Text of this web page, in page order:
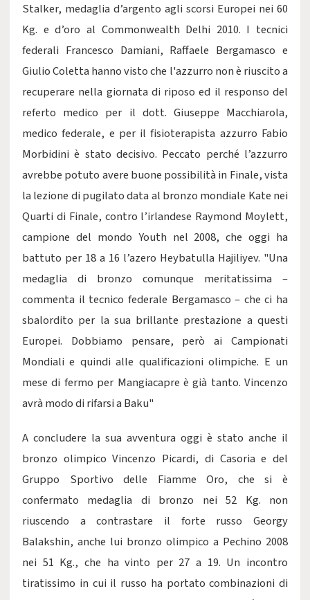
Stalker, medaglia d’argento agli scorsi Europei nei 60
Kg. e d’oro al Commonwealth Delhi 2010. I tecnici
federali Francesco Damiani, Raffaele Bergamasco e
Giulio Coletta hanno visto che l'azzurro non è riuscito a
recuperare nella giornata di riposo ed il responso del
referto medico per il dott. Giuseppe Macchiarola,
medico federale, e per il fisioterapista azzurro Fabio
Morbidini è stato decisivo. Peccato perché l’azzurro
avrebbe potuto avere buone possibilità in Finale, vista
la lezione di pugilato data al bronzo mondiale Kate nei
Quarti di Finale, contro l’irlandese Raymond Moylett,
campione del mondo Youth nel 2008, che oggi ha
battuto per 18 a 16 l’azero Heybatulla Hajiliyev. "Una
medaglia di bronzo comunque meritatissima –
commenta il tecnico federale Bergamasco – che ci ha
sbalordito per la sua brillante prestazione a questi
Europei. Dobbiamo pensare, però ai Campionati
Mondiali e quindi alle qualificazioni olimpiche. E un
mese di fermo per Mangiacapre è già tanto. Vincenzo
avrà modo di rifarsi a Baku"
A concludere la sua avventura oggi è stato anche il
bronzo olimpico Vincenzo Picardi, di Casoria e del
Gruppo Sportivo delle Fiamme Oro, che si è
confermato medaglia di bronzo nei 52 Kg. non
riuscendo a contrastare il forte russo Georgy
Balakshin, anche lui bronzo olimpico a Pechino 2008
nei 51 Kg., che ha vinto per 27 a 19. Un incontro
tiratissimo in cui il russo ha portato combinazioni di